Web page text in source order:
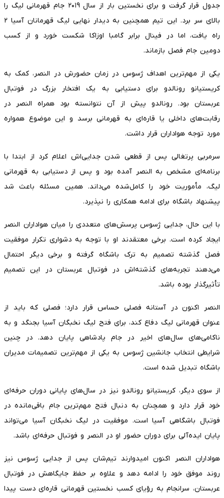
جدول قرار گرفت و برای نخستین بار از سال ۲۰۱۹ جام قهرمانی لیگ را
بالای سر برد. این تیم همچنین به دیدار نهایی لیگ قهرمانان آسیا ۲
راه یافت، اما در فینال برابر گامبا اوزاکا شکست خورد و از کسب
دومین جام فصل بازماند.
یکی از مهم‌ترین اهداف ژسوس در زمان حضورش در النصر، کمک به
کریستیانو رونالدو برای دستیابی به یک افتخار بزرگ در فوتبال
عربستان بود. رونالدو پیش از آن نتوانسته بود همراه النصر در
رقابت‌های داخلی یا قاره‌ای به قهرمانی برسد و این موضوع همواره
مورد توجه هواداران قرار داشت.
سرمربی پرتغالی پس از قطعی شدن جدایی‌اش اعلام کرد از ابتدا با
برنامه‌ای مشخص به النصر آمده بود و پس از دستیابی به قهرمانی
لیگ، مأموریت خود را کامل‌شده می‌داند. همین مسئله باعث شد
پیشنهاد باشگاه برای ادامه همکاری را نپذیرد.
با این حال، جدایی ژسوس پرسش‌های متعددی را میان هواداران النصر
ایجاد کرده است. برخی معتقدند او با توجه به دشواری تکرار موفقیت
فصل گذشته تصمیم به ترک باشگاه گرفته و برخی دیگر احتمال
می‌دهند تجربه‌های گذشته‌اش در فوتبال عربستان در این تصمیم
تأثیرگذار بوده باشد.
النصر اکنون در آستانه فصلی حساس قرار دارد؛ فصلی که باید از
عنوان قهرمانی لیگ دفاع کند، برای فتح لیگ نخبگان آسیا بجنگد و به
ناکامی‌های سال‌های اخیر در جام پادشاهی پایان دهد. در چنین
شرایطی انتخاب جانشین ژسوس به یکی از مهم‌ترین تصمیمات مدیران
باشگاه تبدیل شده است.
از سوی دیگر، کریستیانو رونالدو نیز در سال‌های پایانی دوران حرفه‌ای
خود قرار دارد و همچنان به دنبال فتح مهم‌ترین جام باقی‌مانده در
فوتبال باشگاهی آسیا است. موفقیت در لیگ نخبگان آسیا می‌تواند
پایان ایده‌آلی برای دوران حضور او در النصر و فوتبال حرفه‌ای باشد.
هواداران النصر اکنون امیدوارند تیم‌شان پس از جدایی ژسوس نیز
روند موفق خود را ادامه دهد و علاوه بر حفظ جایگاهش در فوتبال
عربستان، سرانجام به رؤیای کسب نخستین قهرمانی قاره‌ای دست پیدا